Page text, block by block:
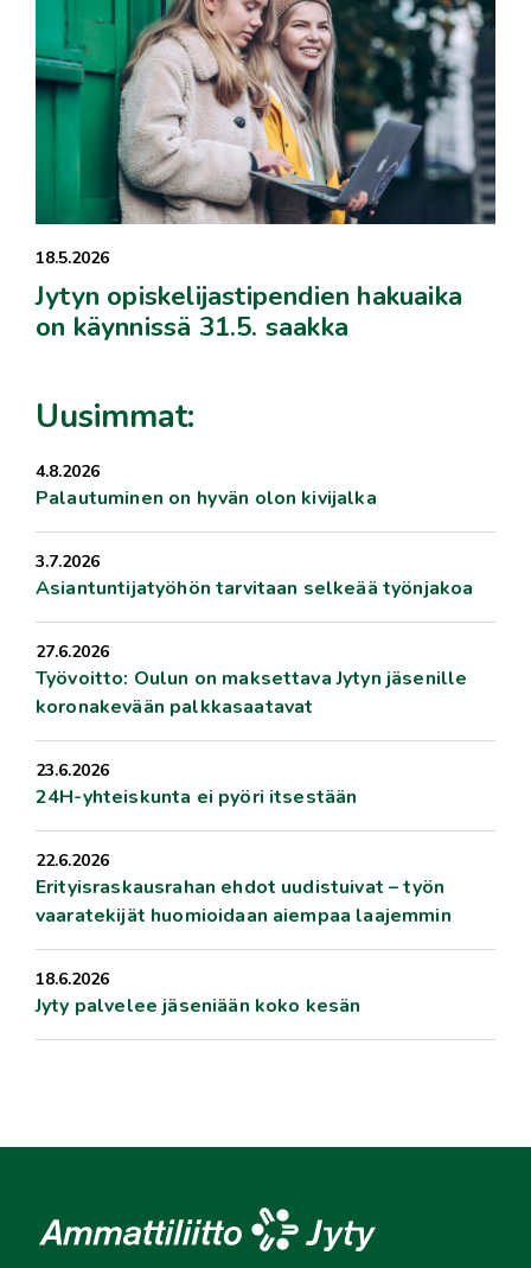
18.5.2026
Jytyn opiskelijastipendien hakuaika
on käynnissä 31.5. saakka
Uusimmat:
4.8.2026
Palautuminen on hyvän olon kivijalka
3.7.2026
Asiantuntijatyöhön tarvitaan selkeää työnjakoa
27.6.2026
Työvoitto: Oulun on maksettava Jytyn jäsenille
koronakevään palkkasaatavat
23.6.2026
24H-yhteiskunta ei pyöri itsestään
22.6.2026
Erityisraskausrahan ehdot uudistuivat – työn
vaaratekijät huomioidaan aiempaa laajemmin
18.6.2026
Jyty palvelee jäseniään koko kesän